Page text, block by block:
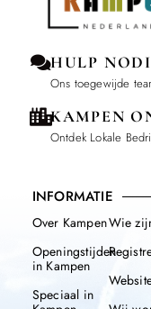
HULP
Ons toegewijde
KAMPEN
Ontdek Lokale
INFORMATIE
Over Kampen
Openingstijden
in Kampen
Speciaal in
Wie